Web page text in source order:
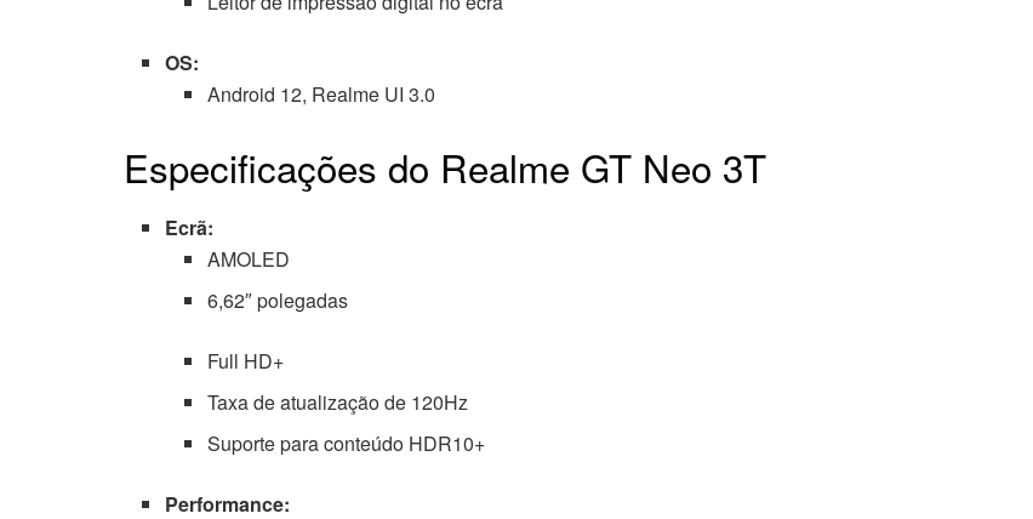
OS:
Android 12, Realme UI 3.0
Especificações do Realme GT Neo 3T
Ecrã:
AMOLED
6,62″ polegadas
Full HD+
Taxa de atualização de 120Hz
Suporte para conteúdo HDR10+
Performance: